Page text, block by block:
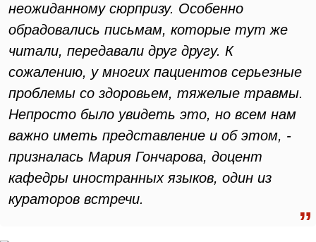
неожиданному сюрпризу. Особенно
обрадовались письмам, которые тут же
читали, передавали друг другу. К
сожалению, у многих пациентов серьезные
проблемы со здоровьем, тяжелые травмы.
Непросто было увидеть это, но всем нам
важно иметь представление и об этом, -
призналась Мария Гончарова, доцент
кафедры иностранных языков, один из
кураторов встречи.